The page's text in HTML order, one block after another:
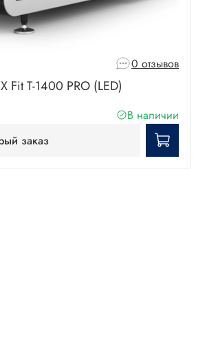
0 отзывов
Fit T-1400 PRO (LED)
В наличии
заказ